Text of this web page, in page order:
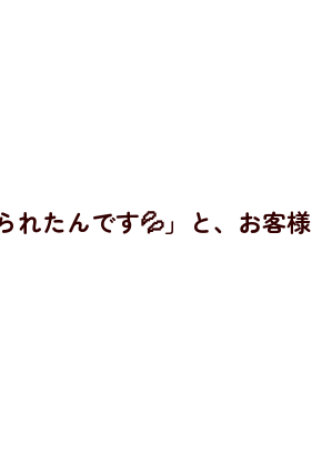
れたんです💦」と、お客様